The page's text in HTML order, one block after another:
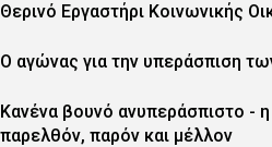
Θερινό Εργαστήρι Κοινωνικής
Ο αγώνας για την υπεράσπιση
Κανένα βουνό ανυπεράσπιστο -
παρελθόν, παρόν και μέλλον